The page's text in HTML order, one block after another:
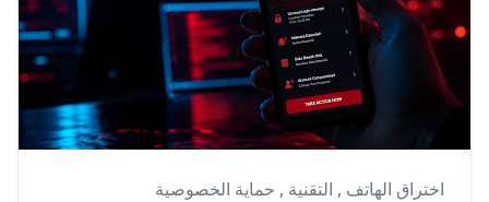
اختراق الهاتف , التقنية , حماية الخصوصية